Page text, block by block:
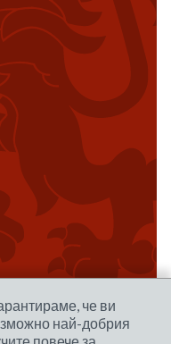
че ви
най-добрия